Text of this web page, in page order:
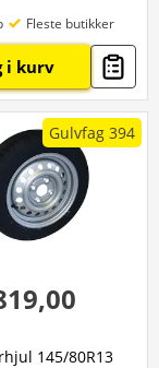
Fleste butikker
i kurv
Gulvfag 394
145/80R13